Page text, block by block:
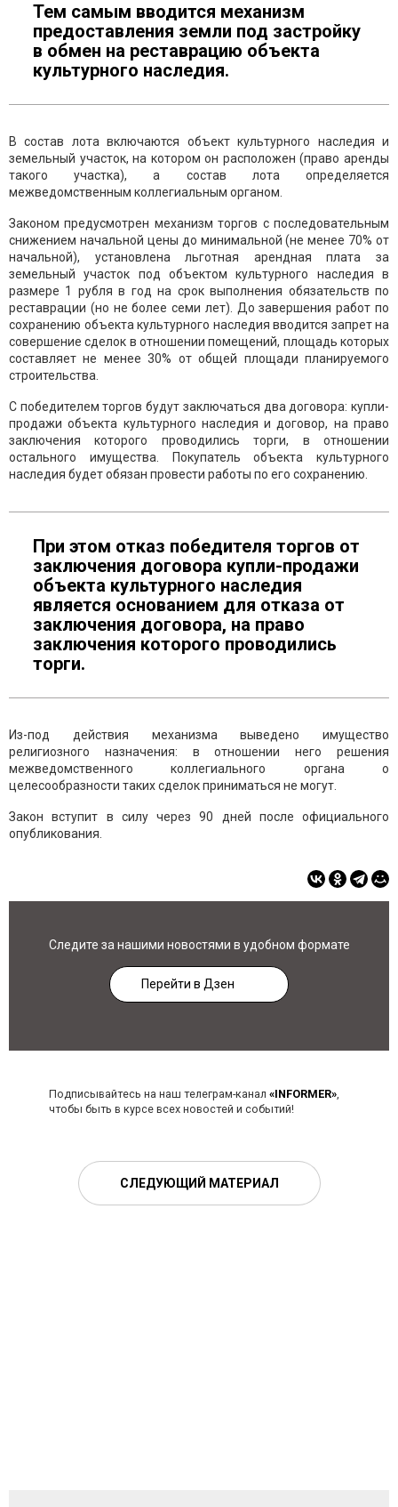
Тем самым вводится механизм
предоставления земли под застройку
в обмен на реставрацию объекта
культурного наследия.
В состав лота включаются объект культурного наследия и
земельный участок, на котором он расположен (право аренды
такого участка), а состав лота определяется
межведомственным коллегиальным органом.
Законом предусмотрен механизм торгов с последовательным
снижением начальной цены до минимальной (не менее 70% от
начальной), установлена льготная арендная плата за
земельный участок под объектом культурного наследия в
размере 1 рубля в год на срок выполнения обязательств по
реставрации (но не более семи лет). До завершения работ по
сохранению объекта культурного наследия вводится запрет на
совершение сделок в отношении помещений, площадь которых
составляет не менее 30% от общей площади планируемого
строительства.
С победителем торгов будут заключаться два договора: купли-
продажи объекта культурного наследия и договор, на право
заключения которого проводились торги, в отношении
остального имущества. Покупатель объекта культурного
наследия будет обязан провести работы по его сохранению.
При этом отказ победителя торгов от
заключения договора купли-продажи
объекта культурного наследия
является основанием для отказа от
заключения договора, на право
заключения которого проводились
торги.
Из-под действия механизма выведено имущество
религиозного назначения: в отношении него решения
межведомственного коллегиального органа о
целесообразности таких сделок приниматься не могут.
Закон вступит в силу через 90 дней после официального
опубликования.
Следите за нашими новостями в удобном формате
Перейти в Дзен
Подписывайтесь на наш телеграм-канал «INFORMER»,
чтобы быть в курсе всех новостей и событий!
СЛЕДУЮЩИЙ МАТЕРИАЛ